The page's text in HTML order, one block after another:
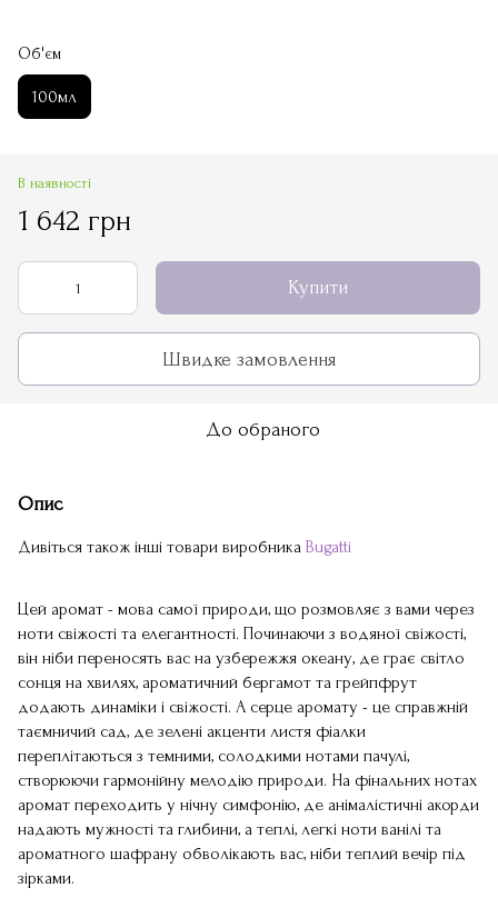
Об'єм
100мл
В наявності
1 642 грн
Купити
Швидке замовлення
До обраного
Опис
Дивіться також інші товари виробника Bugatti
Цей аромат - мова самої природи, що розмовляє з вами через
ноти свіжості та елегантності. Починаючи з водяної свіжості,
він ніби переносять вас на узбережжя океану, де грає світло
сонця на хвилях, ароматичний бергамот та грейпфрут
додають динаміки і свіжості. А серце аромату - це справжній
таємничий сад, де зелені акценти листя фіалки
переплітаються з темними, солодкими нотами пачулі,
створюючи гармонійну мелодію природи. На фінальних нотах
аромат переходить у нічну симфонію, де анімалістичні акорди
надають мужності та глибини, а теплі, легкі ноти ванілі та
ароматного шафрану обволікають вас, ніби теплий вечір під
зірками.